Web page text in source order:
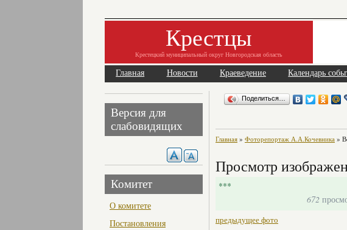
Крестцы
Крестецкий муниципальный округ Новгородская область
Главная Новости Краеведение Календарь
Версия для
слабовидящих
Комитет
О комитете
Постановления
Поделиться…
Главная » Фоторепортаж А.А.Кочевника »
Просмотр
***
672
предыдущее фото